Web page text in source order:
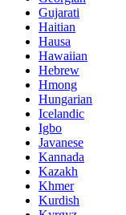
Gujarati
Haitian
Hausa
Hawaiian
Hebrew
Hmong
Hungarian
Icelandic
Igbo
Javanese
Kannada
Kazakh
Khmer
Kurdish